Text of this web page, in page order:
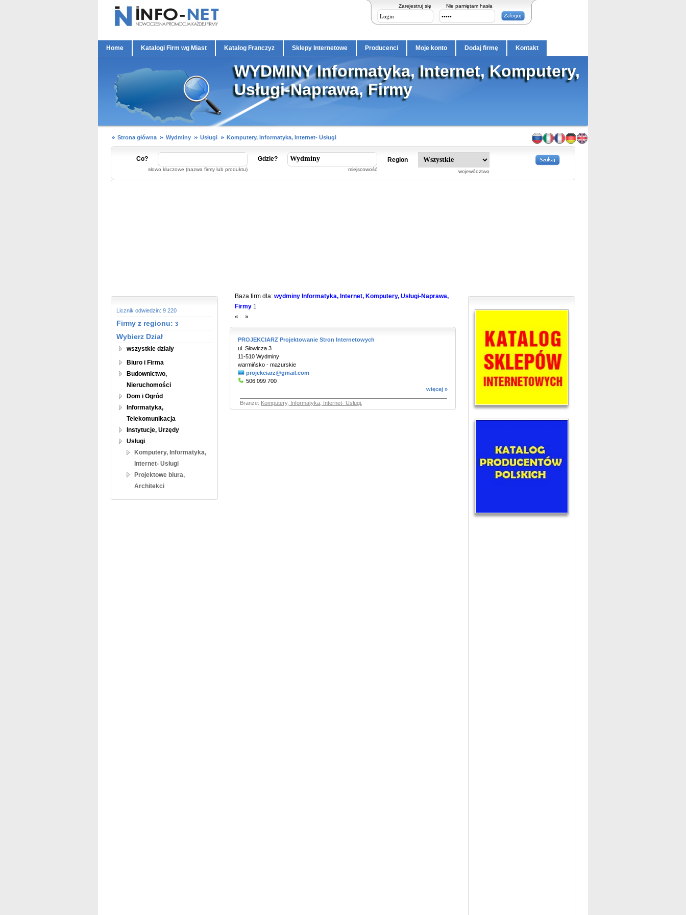
Zarejestruj się Nie pamiętam hasła
Home Katalogi Firm wg Miast Katalog Franczyz Sklepy Internetowe Producenci Moje konto Dodaj firmę Kontakt
WYDMINY Informatyka, Internet, Komputery,
Usługi-Naprawa, Firmy
Strona główna Wydminy Usługi Komputery, Informatyka, Internet- Usługi
Co?
słowo kluczowe (nazwa firmy lub produktu)
Gdzie?
miejscowość
Region
województwo
Licznik odwiedzin: 9 220
Firmy z regionu: 3
Wybierz Dział
wszystkie działy
Biuro i Firma
Budownictwo,
Nieruchomości
Dom i Ogród
Informatyka,
Telekomunikacja
Instytucje, Urzędy
Usługi
Komputery, Informatyka,
Internet- Usługi
Projektowe biura,
Architekci
Baza firm dla: wydminy Informatyka, Internet, Komputery, Usługi-Naprawa,
Firmy 1
«
»
PROJEKCIARZ Projektowanie Stron Internetowych
ul. Słowicza 3
11-510 Wydminy
warmińsko - mazurskie
projekciarz@gmail.com
506 099 700
więcej »
Branże: Komputery, Informatyka, Internet- Usługi